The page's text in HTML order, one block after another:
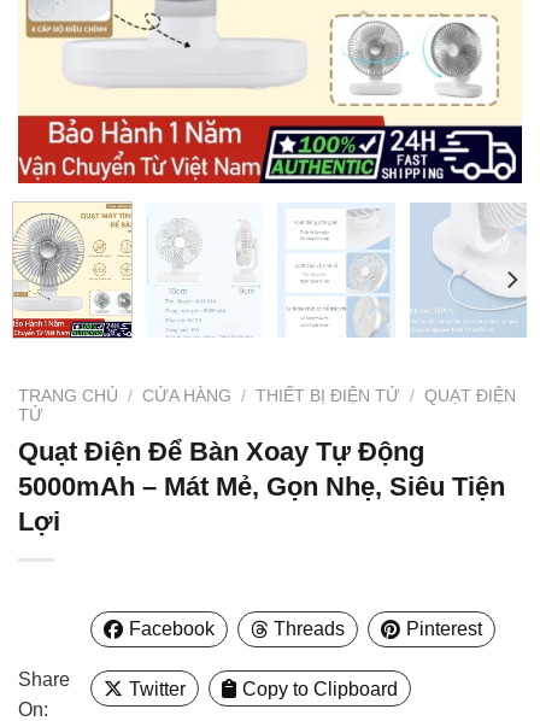
TRANG CHỦ / CỬA HÀNG / THIẾT BỊ ĐIỆN TỬ / QUẠT ĐIỆN
TỬ
Quạt Điện Để Bàn Xoay Tự Động
5000mAh – Mát Mẻ, Gọn Nhẹ, Siêu Tiện
Lợi
Share
On:
Facebook Threads Pinterest
Twitter Copy to Clipboard